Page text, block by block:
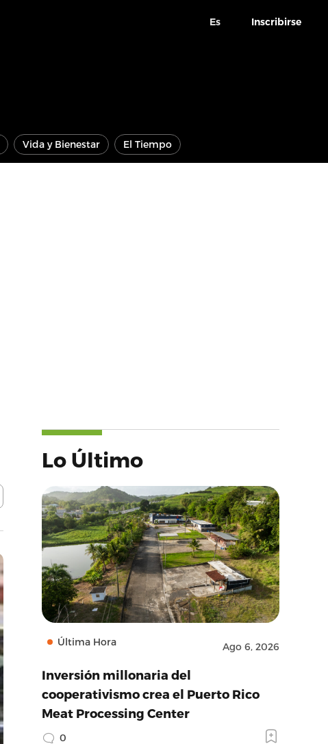
Es Inscribirse
Vida y Bienestar El Tiempo
Lo Último
Última Hora Ago 6, 2026
Inversión millonaria del
cooperativismo crea el Puerto Rico
Meat Processing Center
0